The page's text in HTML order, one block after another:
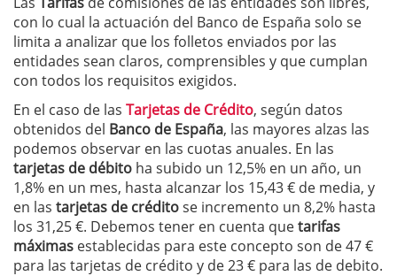
con lo cual la actuación del Banco de España solo se
limita a analizar que los folletos enviados por las
entidades sean claros, comprensibles y que cumplan
con todos los requisitos exigidos.
En el caso de las Tarjetas de Crédito, según datos
obtenidos del Banco de España, las mayores alzas las
podemos observar en las cuotas anuales. En las
tarjetas de débito ha subido un 12,5% en un año, un
1,8% en un mes, hasta alcanzar los 15,43 € de media, y
en las tarjetas de créditose incremento un 8,2% hasta
los 31,25 €. Debemos tener en cuenta quetarifas
máximas establecidas para este concepto son de 47 €
para las tarjetas de crédito y de 23 € para las de debito.